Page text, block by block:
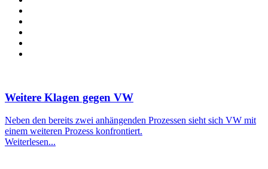
Weitere Klagen gegen VW
Neben den bereits zwei anhängenden Prozessen sieht sich VW mit
einem weiteren Prozess konfrontiert.
Weiterlesen...